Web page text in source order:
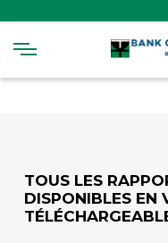
to
main
content
TOUS LES
DISPONIBLES EN